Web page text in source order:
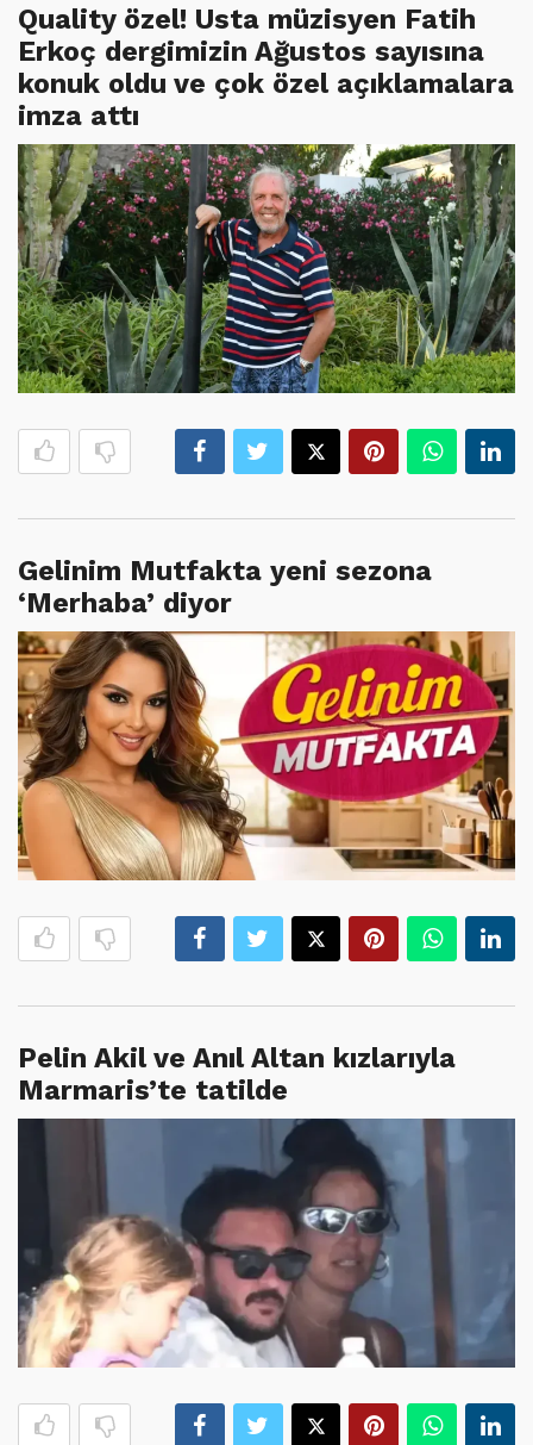
Quality özel! Usta müzisyen Fatih
Erkoç dergimizin Ağustos sayısına
konuk oldu ve çok özel açıklamalara
imza attı
Gelinim Mutfakta yeni sezona
‘Merhaba’ diyor
Pelin Akil ve Anıl Altan kızlarıyla
Marmaris’te tatilde